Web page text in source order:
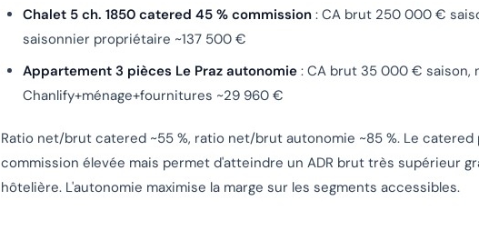
Chalet 5 ch. 1850 catered 45 % commission : CA brut 250 000 €
saisonnier propriétaire ~137 500 €
Appartement 3 pièces Le Praz autonomie : CA brut 35 000 € saison,
Chanlify+ménage+fournitures ~29 960 €
Ratio net/brut catered ~55 %, ratio net/brut autonomie ~85 %. Le catered
commission élevée mais permet d'atteindre un ADR brut très supérieur
hôtelière. L'autonomie maximise la marge sur les segments accessibles.